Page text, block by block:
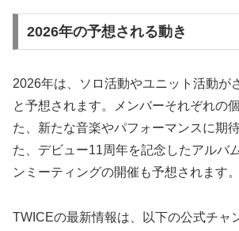
2026年の予想される動き
2026年は、ソロ活動やユニット活動が
と予想されます。メンバーそれぞれの
た、新たな音楽やパフォーマンスに期
た、デビュー11周年を記念したアルバ
ンミーティングの開催も予想されます。
TWICEの最新情報は、以下の公式チャ